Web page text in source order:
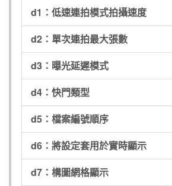
d1：低速連拍模式拍攝速度
d2：單次連拍最大張數
d3：曝光延遲模式
d4：快門類型
d5：檔案編號順序
d6：將設定套用於實時顯示
d7：構圖網格顯示